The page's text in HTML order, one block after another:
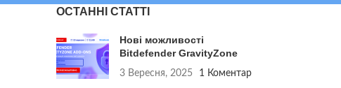
ОСТАННІ СТАТТІ
Нові можливості
Bitdefender GravityZone
3 Вересня, 2025 1 Коментар